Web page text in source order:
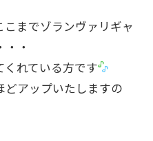
までゾランヴァリギャ
・
くれている方です
どアップいたしますの